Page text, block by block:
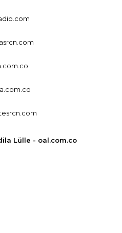
Lülle - oal.com.co